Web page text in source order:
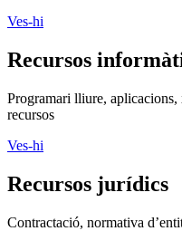
Ves-hi
Recursos
Programari lliure, aplicacions,
recursos
Ves-hi
Recursos jurídics
Contractació, normativa